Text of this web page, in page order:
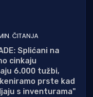
ČITANJA
Splićani na
cinkaju
6.000 tužbi,
prste kad
s inventurama"